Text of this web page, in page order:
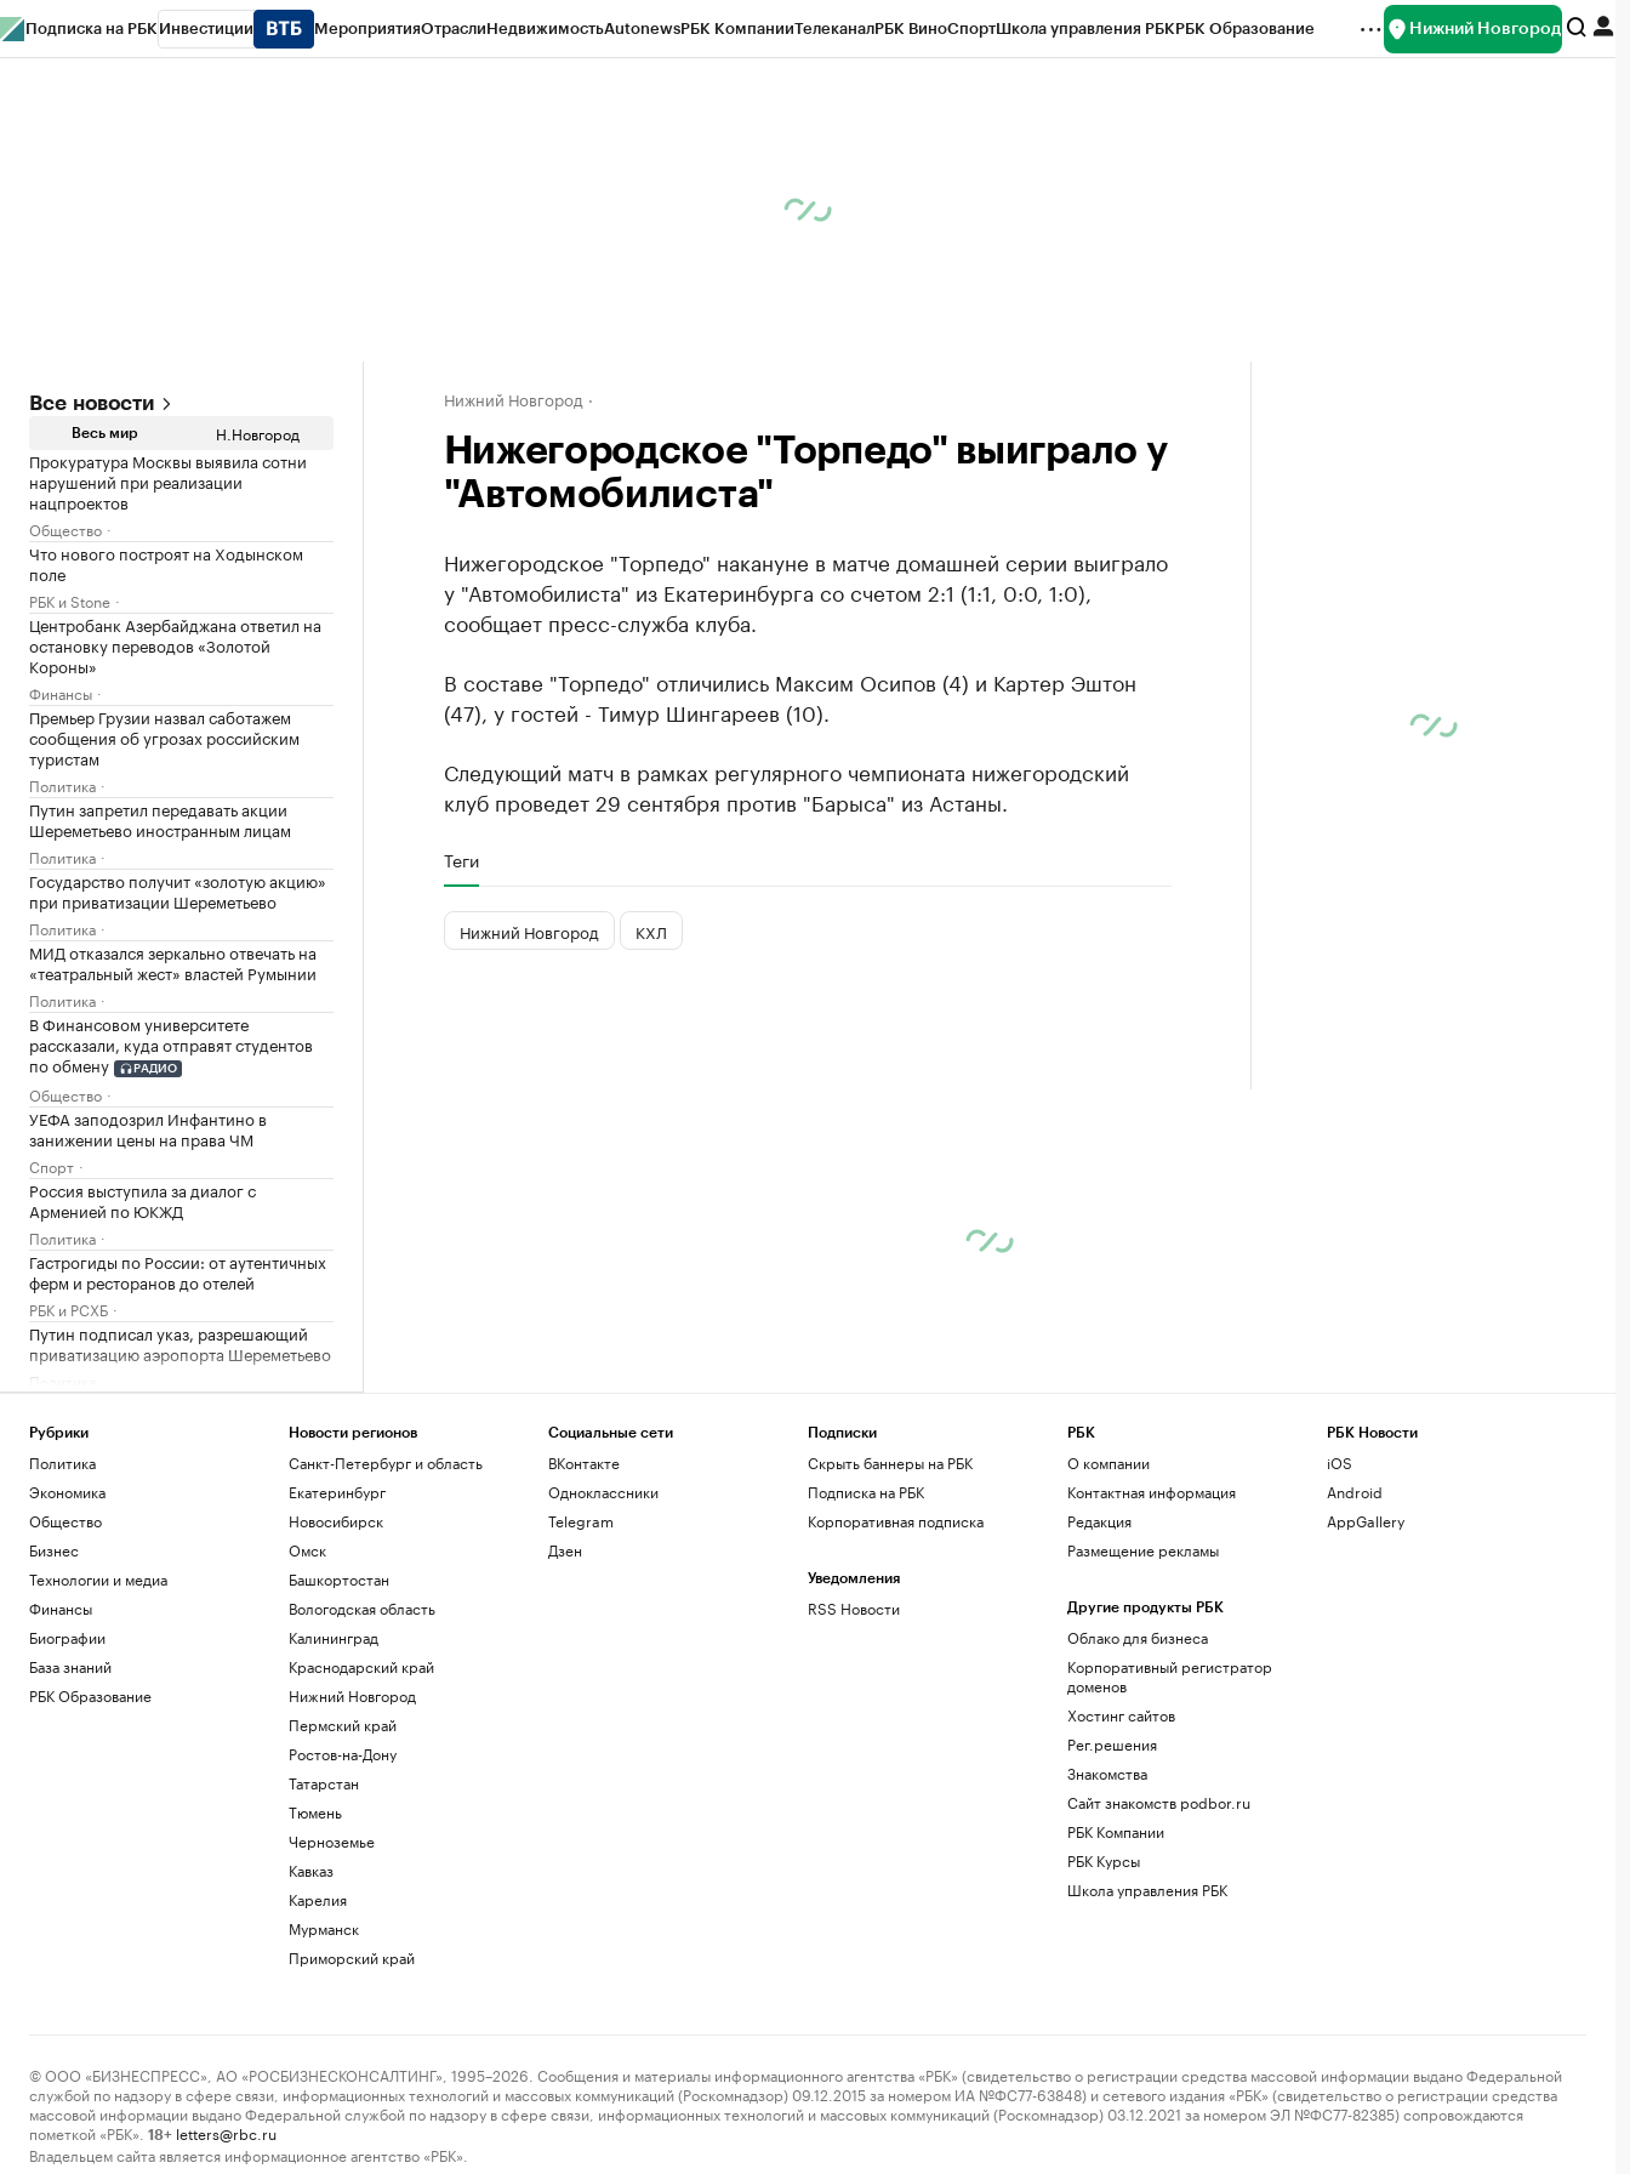
Подписка на РБК Инвестиции МероприятияОтраслиНедвижимостьAutonewsРБК КомпанииТелеканалРБК ВиноСпортШкола управления РБКРБК Образование Нижний Новгород
Все новости
Весь мир Н.Новгород
Прокуратура Москвы выявила сотни
нарушений при реализации
нацпроектов
Общество
Что нового построят на Ходынском
поле
РБК и Stone
Центробанк Азербайджана ответил на
остановку переводов «Золотой
Короны»
Финансы
Премьер Грузии назвал саботажем
сообщения об угрозах российским
туристам
Политика
Путин запретил передавать акции
Шереметьево иностранным лицам
Политика
Государство получит «золотую акцию»
при приватизации Шереметьево
Политика
МИД отказался зеркально отвечать на
«театральный жест» властей Румынии
Политика
В Финансовом университете
рассказали, куда отправят студентов
по обмену
РАДИО
Общество
УЕФА заподозрил Инфантино в
занижении цены на права ЧМ
Спорт
Россия выступила за диалог с
Арменией по ЮКЖД
Политика
Гастрогиды по России: от аутентичных
ферм и ресторанов до отелей
РБК и РСХБ
Путин подписал указ, разрешающий
приватизацию аэропорта Шереметьево
Политика
поддержки предпринимателей
В России возобновили обсуждение
запуска онлайн-продажи алкоголя
Бизнес
Минфин заявил, что налог на
обсуждается
Бизнес
Минфин разработал законопроект об
акцизе на импортную сталь
Бизнес
Власти задумались о налоговых льготах
Сети бургерных ответили на тесты
Единая Лига ВТБ на следующий сезон
осталась без иностранных команд
стала фигурантом двух уголовных дел
Нижний Новгород
Нижегородское "Торпедо" выиграло у
"Автомобилиста"
Нижегородское "Торпедо" накануне в матче домашней серии выиграло
у "Автомобилиста" из Екатеринбурга со счетом ​2:1 (1:1, 0:0, 1:0),
сообщает пресс-служба клуба.
В составе "Торпедо" отличились Максим Осипов (4) и Картер Эштон
(47), у гостей - Тимур Шингареев (10).
Следующий матч в рамках регулярного чемпионата нижегородский
клуб проведет 29 сентября против "Барыса" из Астаны.
Теги
Нижний Новгород КХЛ
Рубрики
Политика
Экономика
Общество
Бизнес
Технологии и медиа
Финансы
Биографии
База знаний
РБК Образование
Новости регионов
Санкт-Петербург и область
Екатеринбург
Новосибирск
Омск
Башкортостан
Вологодская область
Калининград
Краснодарский край
Нижний Новгород
Пермский край
Ростов-на-Дону
Татарстан
Тюмень
Черноземье
Кавказ
Карелия
Мурманск
Приморский край
Социальные сети
ВКонтакте
Одноклассники
Telegram
Дзен
Подписки
Скрыть баннеры на РБК
Подписка на РБК
Корпоративная подписка
Уведомления
RSS Новости
РБК
О компании
Контактная информация
Редакция
Размещение рекламы
Другие продукты РБК
Облако для бизнеса
Корпоративный регистратор
доменов
Хостинг сайтов
Рег.решения
Знакомства
Сайт знакомств podbor.ru
РБК Компании
РБК Курсы
Школа управления РБК
РБК Новости
iOS
Android
AppGallery
© ООО «БИЗНЕСПРЕСС», АО «РОСБИЗНЕСКОНСАЛТИНГ», 1995–2026. Сообщения и материалы информационного агентства «РБК» (свидетельство о регистрации средства массовой информации выдано Федеральной
службой по надзору в сфере связи, информационных технологий и массовых коммуникаций (Роскомнадзор) 09.12.2015 за номером ИА №ФС77-63848) и сетевого издания «РБК» (свидетельство о регистрации средства
массовой информации выдано Федеральной службой по надзору в сфере связи, информационных технологий и массовых коммуникаций (Роскомнадзор) 03.12.2021 за номером ЭЛ №ФС77-82385) сопровождаются
пометкой «РБК».
18+ letters@rbc.ru
Владельцем сайта является информационное агентство «РБК».